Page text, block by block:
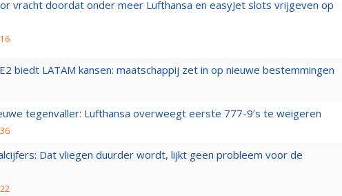
vracht doordat onder meer Lufthansa en easyJet slots vrijgeven op
biedt LATAM kansen: maatschappij zet in op nieuwe bestemmingen
tegenvaller: Lufthansa overweegt eerste 777-9’s te weigeren
Dat vliegen duurder wordt, lijkt geen probleem voor de